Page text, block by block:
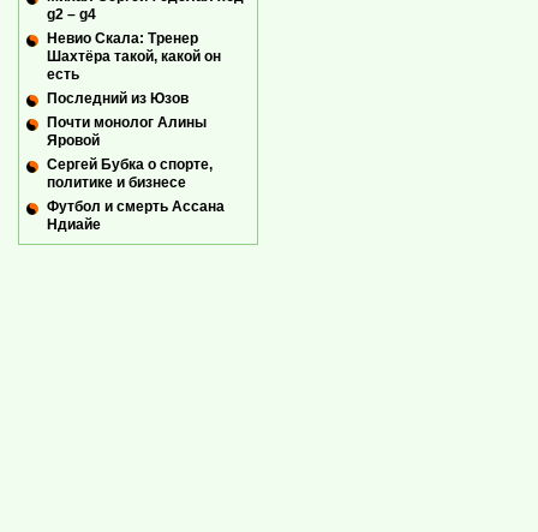
g2 – g4
Невио Скала: Тренер
Шахтёра такой, какой он
есть
Последний из Юзов
Почти монолог Алины
Яровой
Сергей Бубка о спорте,
политике и бизнесе
Футбол и смерть Ассана
Ндиайе